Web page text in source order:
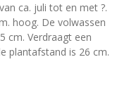
ca. juli tot en met ?.
hoog. De volwassen
cm. Verdraagt een
plantafstand is 26 cm.